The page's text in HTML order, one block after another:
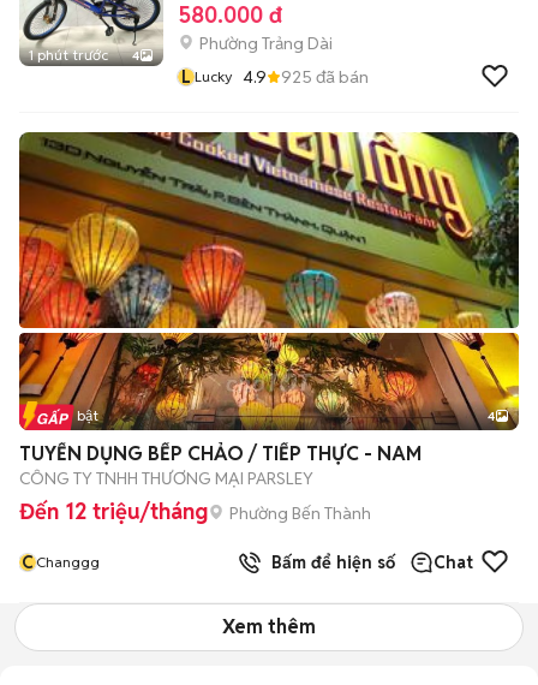
1 phút trước 4
580.000 đ
Phường Trảng Dài
L Lucky 4.9 925 đã bán
Tin nổi bật 4
TUYỂN DỤNG BẾP CHẢO / TIẾP THỰC - NAM
CÔNG TY TNHH THƯƠNG MẠI PARSLEY
Đến 12 triệu/tháng Phường Bến Thành
CChanggg Bấm để hiện số Chat
Xem thêm